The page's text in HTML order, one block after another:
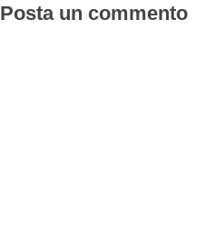
Posta un commento